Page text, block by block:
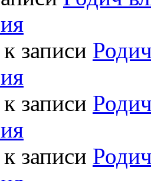
к записи
к записи
к записи